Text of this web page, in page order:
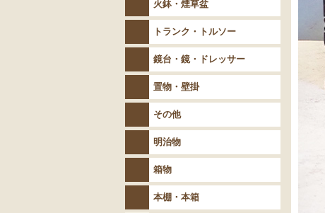
火鉢・煙草盆
トランク・トルソー
鏡台・鏡・ドレッサー
置物・壁掛
その他
明治物
箱物
本棚・本箱